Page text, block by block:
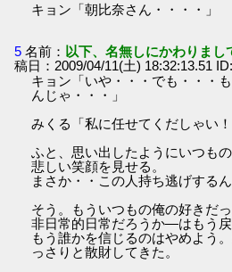
キョン「朝比奈さん・・・・」
5 名前： 以下、名無しにかわりま
稿日：2009/04/11(土) 18:32:13.51
キョン「いや・・・でも・・・
んじゃ・・・」
みくる「私に任せてくだしゃい！
ふと、思い出したようにいつも
悲しい笑顔を見せる。
まさか・・この人持ち逃げする
そう。もういつもの俺の好きだ
非日常的日常だろうか―はもう戻
もう誰かを信じるのはやめよう
っさりと散財してきた。